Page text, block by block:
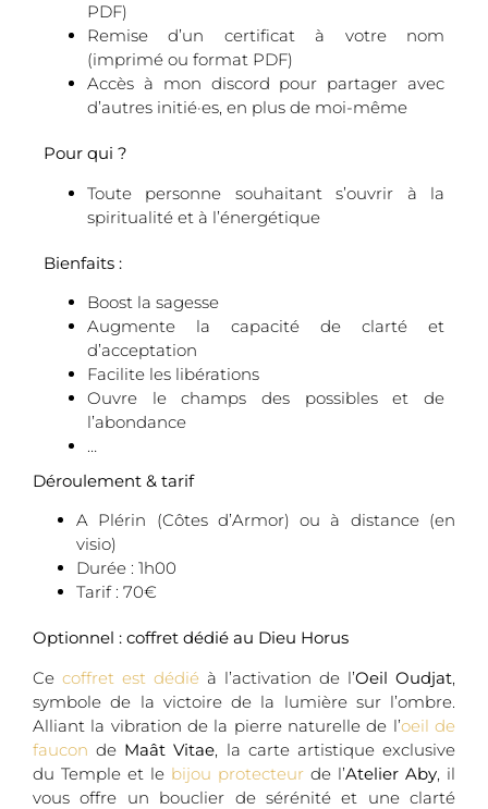
PDF)
Remise d’un certificat à votre nom
(imprimé ou format PDF)
Accès à mon discord pour partager avec
d’autres initié·es, en plus de moi-même
Pour qui ?
Toute personne souhaitant s’ouvrir à la
spiritualité et à l’énergétique
Bienfaits :
Boost la sagesse
Augmente la capacité de clarté et
d’acceptation
Facilite les libérations
Ouvre le champs des possibles et de
l’abondance
…
Déroulement & tarif
A Plérin (Côtes d’Armor) ou à distance (en
visio)
Durée : 1h00
Tarif : 70€
Optionnel : coffret dédié au Dieu Horus
Ce coffret est dédié à l’activation de l’Oeil Oudjat,
symbole de la victoire de la lumière sur l’ombre.
Alliant la vibration de la pierre naturelle de l’oeil de
faucon de Maât Vitae, la carte artistique exclusive
du Temple et le bijou protecteur de l’Atelier Aby, il
vous offre un bouclier de sérénité et une clarté